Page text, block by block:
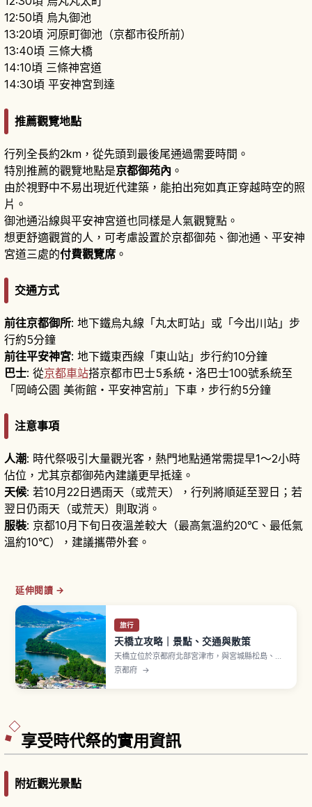
12:50頃 烏丸御池
13:20頃 河原町御池（京都市役所前）
13:40頃 三條大橋
14:10頃 三條神宮道
14:30頃 平安神宮到達
推薦觀覽地點
行列全長約2km，從先頭到最後尾通過需要時間。
特別推薦的觀覽地點是京都御苑內 。
由於視野中不易出現近代建築，能拍出宛如真正穿越時空的照
片。
御池通沿線與平安神宮道也同樣是人氣觀覽點。
想更舒適觀賞的人，可考慮設置於京都御苑、御池通、平安神
宮道三處的付費觀覽席 。
交通方式
前往京都御所: 地下鐵烏丸線「丸太町站」或「今出川站」步
行約5分鐘
前往平安神宮: 地下鐵東西線「東山站」步行約10分鐘
巴士: 從京都車站搭京都市巴士5系統・洛巴士100號系統至
「岡崎公園 美術館・平安神宮前」下車，步行約5分鐘
注意事項
人潮: 時代祭吸引大量觀光客，熱門地點通常需提早1〜2小時
佔位，尤其京都御苑內建議更早抵達。
天候: 若10月22日遇雨天（或荒天），行列將順延至翌日；若
翌日仍雨天（或荒天）則取消。
服裝: 京都10月下旬日夜溫差較大（最高氣溫約20℃、最低氣
溫約10℃），建議攜帶外套。
延伸閱讀 →
旅行
天橋立攻略｜景點、交通與散策
天橋立位於京都府北部宮津市，與宮城縣松島、廣
島縣宮島並列為「日本三景」之一。沙洲全長約3.6
棵松樹茂密生長的白砂青松之美，被指定為特別名
京都府 →
享受時代祭的實用資訊
附近觀光景點